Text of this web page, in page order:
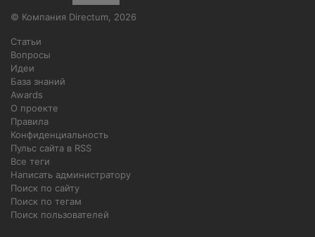
© Компания Directum 2026
Статьи
Вопросы
Идеи
База знаний
Awards
О проекте
Правила
Конфиденциальность
Пульс сайта в RSS
Все теги
Написать администратору
Поиск по сайту
Поиск по тегам
Поиск пользователей